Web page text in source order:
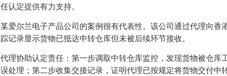
任认定提供有力支持。
某爱尔兰电子产品公司的案例很有代表性。该公司通过代理向
踪记录显示货物已抵达中转仓库但未被后续环节接收。
代理协助认定责任：第一步调取中转仓库监控，发现货物被仓库
误处理；第二步收集交接记录，证明代理已按规定将货物交付